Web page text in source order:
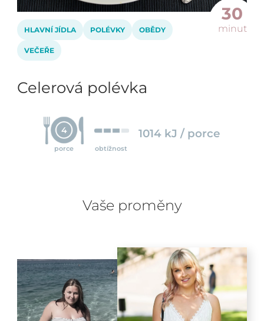
30
minut
HLAVNÍ JÍDLA POLÉVKY OBĚDY
VEČEŘE
Celerová polévka
4
porce obtížnost
1014 kJ / porce
Vaše proměny